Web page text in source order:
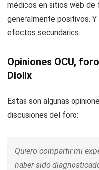
médicos en sitios web de
generalmente positivos.
efectos secundarios.
Opiniones OCU,
Diolix
Estas son algunas
discusiones del foro:
Quiero compartir mi
haber sido